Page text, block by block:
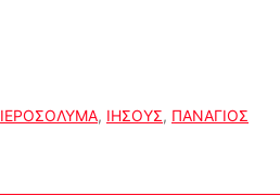
ΙΕΡΟΣΟΛΥΜΑ, ΙΗΣΟΥΣ, ΠΑΝΑΓΙΟΣ